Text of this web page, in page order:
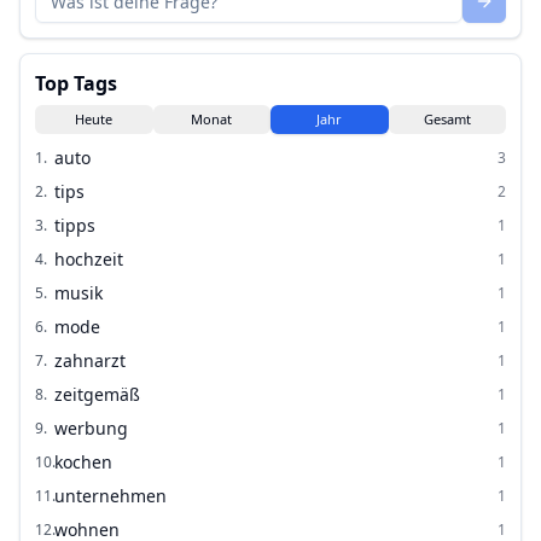
Top Tags
Heute Monat Jahr Gesamt
1. auto
3
2. tips
2
3. tipps
1
4. hochzeit
1
5. musik
1
6. mode
1
7. zahnarzt
1
8. zeitgemäß
1
9. werbung
1
10.kochen
1
11.unternehmen
1
12.wohnen 1